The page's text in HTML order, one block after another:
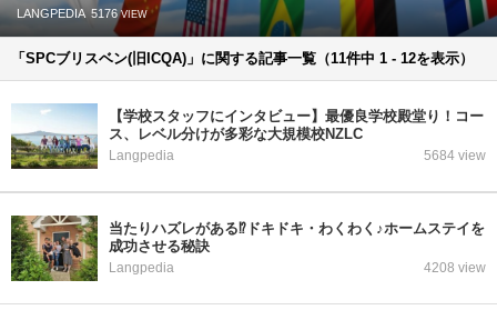
LANGPEDIA 5176VIEW
「SPCブリスベン(旧ICQA)」に関する記事一覧（11件中 1 - 12を表示）
【学校スタッフにインタビュー】最優良学校殿堂り！コー
ス、レベル分けが多彩な大規模校NZLC
Langpedia 5684 view
当たりハズレがある⁉ドキドキ・わくわく♪ホームステイを
成功させる秘訣
Langpedia 4208 view